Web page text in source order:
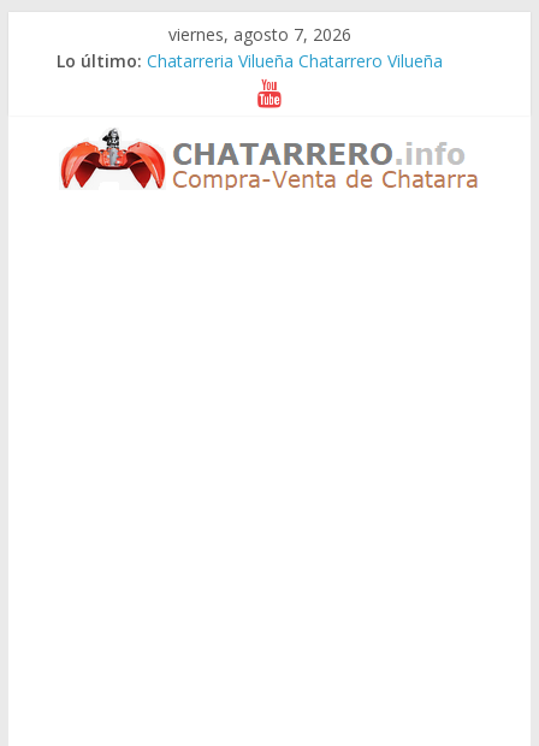
viernes, agosto 7, 2026
Lo último: Chatarreria Vilueña Chatarrero Vilueña
Chatarreria Zuera Chatarrero Zuera
Chatarreria Zaragoza Chatarrero Zaragoza
Chatarreria Zaida Chatarrero Zaida
Chatarreria Vistabella Chatarrero Vistabella